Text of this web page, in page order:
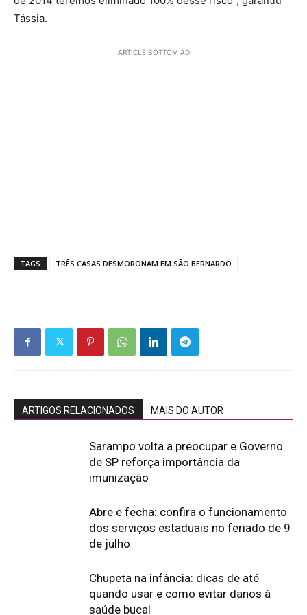
Tássia.
ARTICLE BOTTOM AD
TAGS TRÊS CASAS DESMORONAM EM SÃO BERNARDO
ARTIGOS RELACIONADOS MAIS DO AUTOR
Sarampo volta a preocupar e Governo
de SP reforça importância da
imunização
Abre e fecha: confira o funcionamento
dos serviços estaduais no feriado de 9
de julho
Chupeta na infância: dicas de até
quando usar e como evitar danos à
saúde bucal